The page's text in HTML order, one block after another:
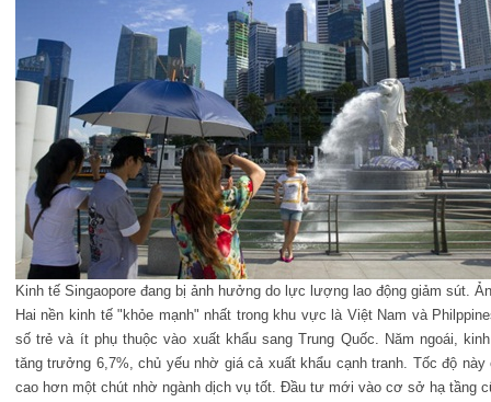
Kinh tế Singaopore đang bị ảnh hưởng do lực lượng lao động giảm sút.
Hai nền kinh tế "khỏe mạnh" nhất trong khu vực là Việt Nam và
số trẻ và ít phụ thuộc vào xuất khẩu sang Trung Quốc. Năm ngoái,
tăng trưởng 6,7%, chủ yếu nhờ giá cả xuất khẩu cạnh tranh. Tốc độ này
cao hơn một chút nhờ ngành dịch vụ tốt. Đầu tư mới vào cơ sở hạ tầng